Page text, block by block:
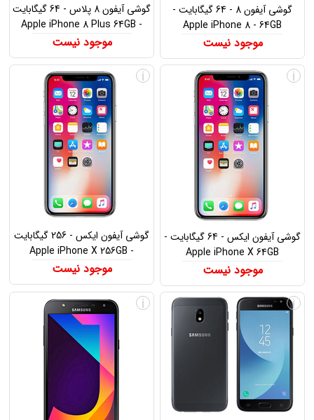
گوشی آیفون 8 - 64 گیگابایت -
Apple iPhone 8 - 64GB
موجود نیست
گوشی آیفون 8 پلاس - 64 گیگابایت
- Apple iPhone 8 Plus 64GB
موجود نیست
گوشی آیفون ایکس - 64 گیگابایت -
Apple iPhone X 64GB
موجود نیست
i
گوشی آیفون ایکس - 256 گیگابایت
- Apple iPhone X 256GB
موجود نیست
i
i
i